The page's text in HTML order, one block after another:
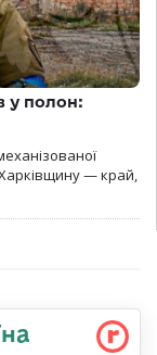
у полон:
Харківщину — край,